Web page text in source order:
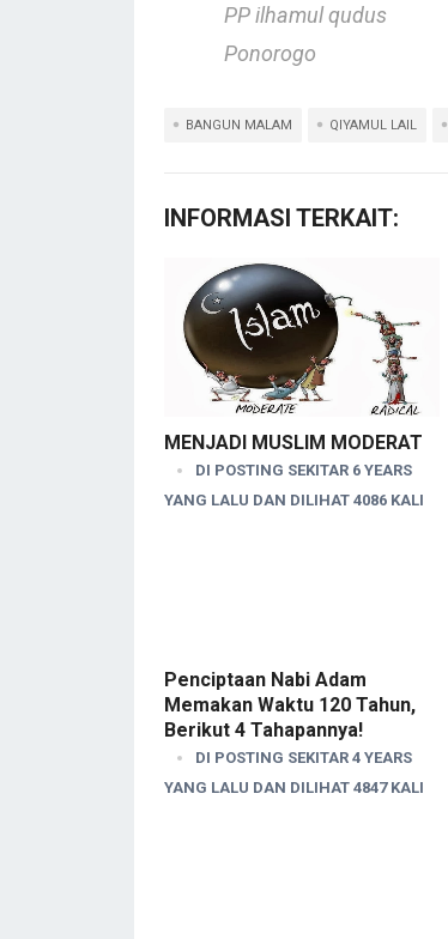
PP ilhamul qudus
Ponorogo
BANGUN MALAM QIYAMUL LAIL
INFORMASI TERKAIT:
MENJADI MUSLIM MODERAT
DI POSTING SEKITAR 6 YEARS
YANG LALU DAN DILIHAT 4086 KALI
Penciptaan Nabi Adam
Memakan Waktu 120 Tahun,
Berikut 4 Tahapannya!
DI POSTING SEKITAR 4 YEARS
YANG LALU DAN DILIHAT 4847 KALI